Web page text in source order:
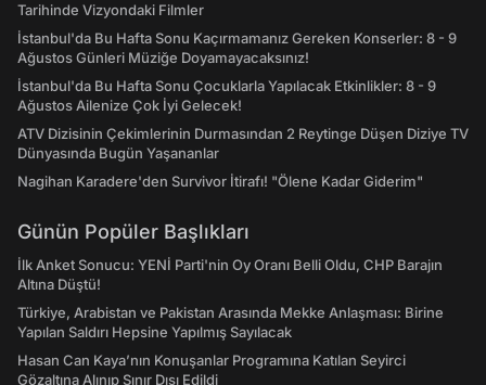
Tarihinde Vizyondaki Filmler
İstanbul'da Bu Hafta Sonu Kaçırmamanız Gereken Konserler: 8 - 9
Ağustos Günleri Müziğe Doyamayacaksınız!
İstanbul'da Bu Hafta Sonu Çocuklarla Yapılacak Etkinlikler: 8 - 9
Ağustos Ailenize Çok İyi Gelecek!
ATV Dizisinin Çekimlerinin Durmasından 2 Reytinge Düşen Diziye TV
Dünyasında Bugün Yaşananlar
Nagihan Karadere'den Survivor İtirafı! "Ölene Kadar Giderim"
Günün Popüler Başlıkları
İlk Anket Sonucu: YENİ Parti'nin Oy Oranı Belli Oldu, CHP Barajın
Altına Düştü!
Türkiye, Arabistan ve Pakistan Arasında Mekke Anlaşması: Birine
Yapılan Saldırı Hepsine Yapılmış Sayılacak
Hasan Can Kaya’nın Konuşanlar Programına Katılan Seyirci
Gözaltına Alınıp Sınır Dışı Edildi